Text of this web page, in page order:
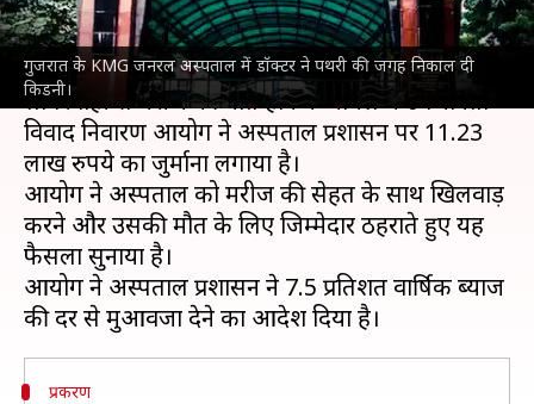
गुजरात के KMG जनरल अस्पताल में डॉक्टर ने पथरी की जगह निकाल दी
किडनी।
क्या है खबर?
गुजरातके महिसागर जिले में एक अस्पताल के डॉक्टर की
लापरवाही से मरीज की मौत होने के मामले में उपभोक्ता
विवाद निवारण आयोग ने अस्पताल प्रशासन पर 11.23
लाख रुपये का जुर्माना लगाया है।
आयोग ने अस्पताल को मरीज की सेहत के साथ खिलवाड़
करने और उसकी मौत के लिए जिम्मेदार ठहराते हुए यह
फैसला सुनाया है।
आयोग ने अस्पताल प्रशासन ने 7.5 प्रतिशत वार्षिक ब्याज
प्रकरण